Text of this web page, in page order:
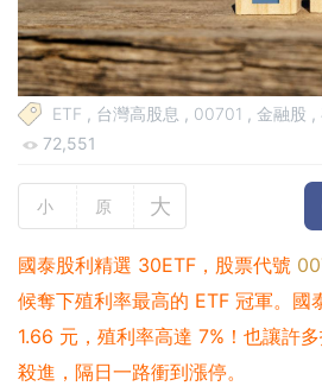
ETF , 台灣高股息 , 00701 , 金融股 ,
72,551
小 原 大
國泰股利精選 30ETF，股票代號
候奪下殖利率最高的 ETF 冠軍。國
1.66 元，殖利率高達 7%！也讓許
殺進，隔日一路衝到漲停。